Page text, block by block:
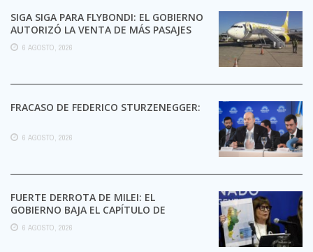
SIGA SIGA PARA FLYBONDI: EL GOBIERNO
AUTORIZÓ LA VENTA DE MÁS PASAJES
6 AGOSTO, 2026
FRACASO DE FEDERICO STURZENEGGER:
6 AGOSTO, 2026
FUERTE DERROTA DE MILEI: EL
GOBIERNO BAJA EL CAPÍTULO DE
EXTRANJERIZACIÓN DE TIERRAS
6 AGOSTO, 2026